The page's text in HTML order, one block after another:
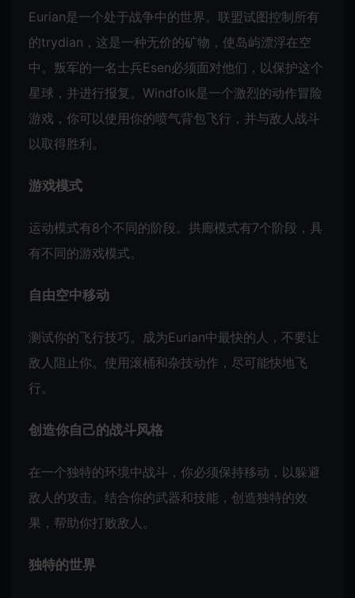
Eurian是一个处于战争中的世界。联盟试图控制所有
的trydian，这是一种无价的矿物，使岛屿漂浮在空
中。叛军的一名士兵Esen必须面对他们，以保护这个
星球，并进行报复。Windfolk是一个激烈的动作冒险
游戏，你可以使用你的喷气背包飞行，并与敌人战斗
以取得胜利。
游戏模式
运动模式有8个不同的阶段。拱廊模式有7个阶段，具
有不同的游戏模式。
自由空中移动
测试你的飞行技巧。成为Eurian中最快的人，不要让
敌人阻止你。使用滚桶和杂技动作，尽可能快地飞
行。
创造你自己的战斗风格
在一个独特的环境中战斗，你必须保持移动，以躲避
敌人的攻击。结合你的武器和技能，创造独特的效
果，帮助你打败敌人。
独特的世界